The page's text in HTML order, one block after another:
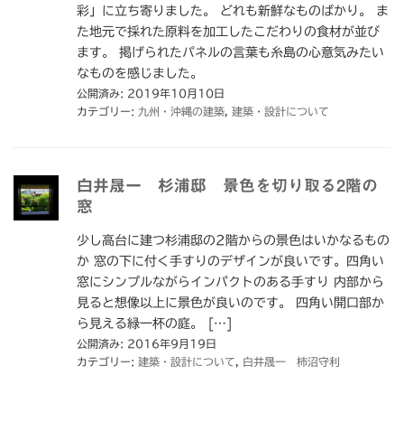
彩」に立ち寄りました。 どれも新鮮なものばかり。 ま
た地元で採れた原料を加工したこだわりの食材が並び
ます。 掲げられたパネルの言葉も糸島の心意気みたい
なものを感じました。
公開済み: 2019年10月10日
カテゴリー: 九州・沖縄の建築 建築・設計について
白井晟一 杉浦邸 景色を切り取る2階の
窓
少し高台に建つ杉浦邸の2階からの景色はいかなるもの
か 窓の下に付く手すりのデザインが良いです。四角い
窓にシンプルながらインパクトのある手すり 内部から
見ると想像以上に景色が良いのです。 四角い開口部か
ら見える緑一杯の庭。 […]
公開済み: 2016年9月19日
カテゴリー: 建築・設計について 白井晟一 柿沼守利